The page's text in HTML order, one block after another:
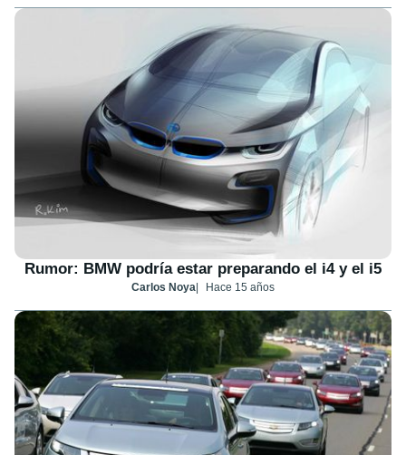
Rumor: BMW podría estar preparando el i4 y el i5
Carlos Noya Hace 15 años